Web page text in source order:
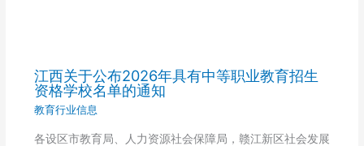
江西关于公布2026年具有中等职业教育招生
资格学校名单的通知
教育行业信息
各设区市教育局、人力资源社会保障局，赣江新区社会发展